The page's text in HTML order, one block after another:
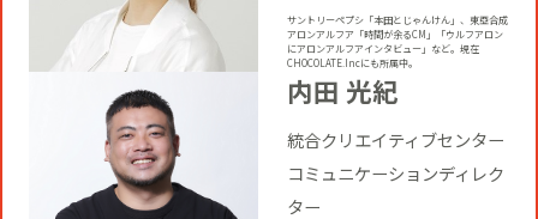
サントリーペプシ「本田とじゃんけん」、東亞合成
アロンアルフア「時間が余るCM」「ウルフアロン
にアロンアルフアインタビュー」など。現在
CHOCOLATE.Incにも所属中。
内田 光紀
統合クリエイティブセンター
コミュニケーションディレク
ター